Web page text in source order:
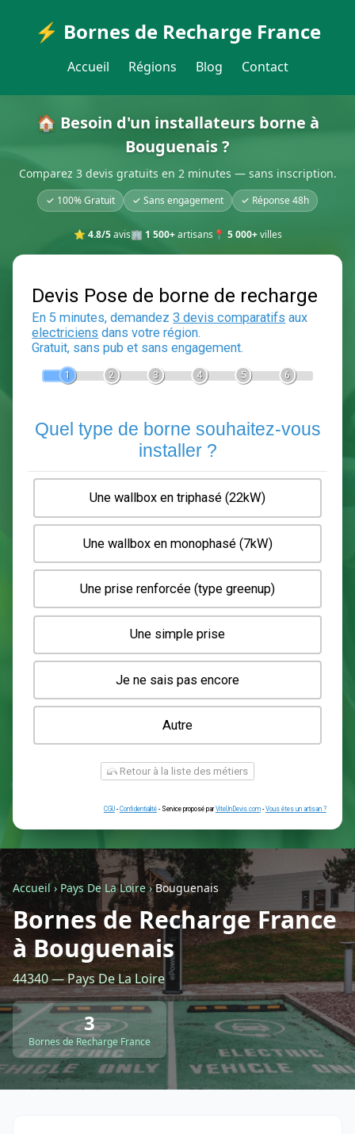
⚡ Bornes de Recharge France
Accueil Régions Blog Contact
🏠 Besoin d'un installateurs borne à
Bouguenais ?
Comparez 3 devis gratuits en 2 minutes — sans inscription.
✓ 100% Gratuit ✓ Sans engagement ✓ Réponse 48h
⭐ 4.8/5avis🏢 1 500+artisans 📍 5 000+villes
Devis Pose de borne de
En 5 minutes, demandez3 devis comparatifs
Gratuit, sans pub et sans engagement.
2 3 6
Quel type de borne souhaitez-
installer ?
Une wallbox en triphasé (22kW)
Une wallbox en monophasé (7kW)
Une prise renforcée (type greenup)
Une simple prise
Je ne sais pas encore
Autre
Retour à la liste des métiers
CGU-Confidentialité- Service proposé parViteUnDevis.com-Vous
Accueil› Pays De La Loire›Bouguenais
Bornes de Recharge France
à Bouguenais
44340 — Pays De La Loire
3
Bornes de Recharge France